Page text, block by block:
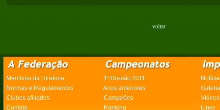
voltar
Membros da Diretoria 1ª Divisão 2011
Normas e Regulamentos
Anos anteriores
Clubes afiliados
Campeões
Vídeos
Contato
Ranking
Links